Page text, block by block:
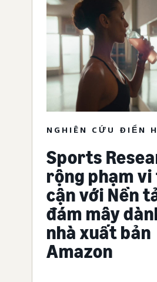
NGHIÊN CỨU ĐIỂN
Sports
rộng phạm
cận với Nền
đám mây
nhà xuất bản
Amazon